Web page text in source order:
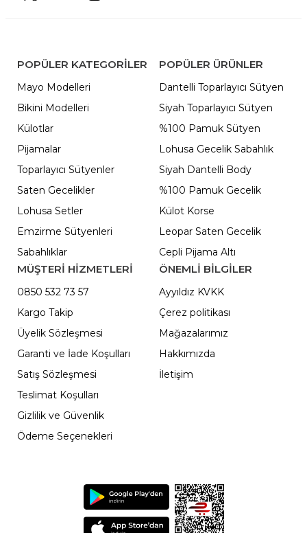
POPÜLER KATEGORILER
Mayo Modelleri
Bikini Modelleri
Külotlar
Pijamalar
Toparlayıcı Sütyenler
Saten Gecelikler
Lohusa Setler
Emzirme Sütyenleri
Sabahlıklar
POPÜLER ÜRÜNLER
Dantelli Toparlayıcı Sütyen
Siyah Toparlayıcı Sütyen
%100 Pamuk Sütyen
Lohusa Gecelik Sabahlık
Siyah Dantelli Body
%100 Pamuk Gecelik
Külot Korse
Leopar Saten Gecelik
Cepli Pijama Altı
MÜŞTERİ HİZMETLERİ
0850 532 73 57
Kargo Takip
Üyelik Sözleşmesi
Garanti ve İade Koşulları
Satış Sözleşmesi
Teslimat Koşulları
Gizlilik ve Güvenlik
Ödeme Seçenekleri
ÖNEMLI BILGILER
Ayyıldız KVKK
Çerez politikası
Mağazalarımız
Hakkımızda
İletişim